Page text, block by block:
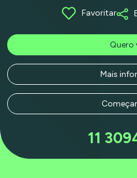
Favoritar
Quero
Mais
11